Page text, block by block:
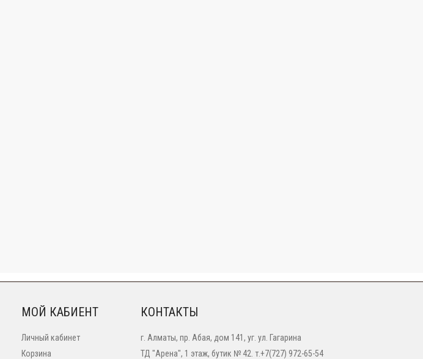
МОЙ КАБИЕНТ
Личный кабинет
Корзина
КОНТАКТЫ
г. Алматы, пр. Абая, дом 141, уг. ул. Гагарина
ТД "Арена", 1 этаж, бутик № 42. т.+7(727) 972-65-54